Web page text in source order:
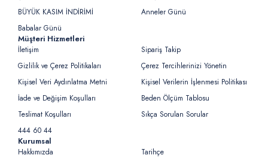
BÜYÜK KASIM İNDİRİMİ
Anneler Günü
Babalar Günü
Müşteri Hizmetleri
İletişim
Sipariş Takip
Gizlilik ve Çerez Politikaları
Çerez Tercihlerinizi Yönetin
Kişisel Veri Aydınlatma Metni
Kişisel Verilerin İşlenmesi Politikası
İade ve Değişim Koşulları
Beden Ölçüm Tablosu
Teslimat Koşulları
Sıkça Sorulan Sorular
444 60 44
Kurumsal
Hakkımızda
Tarihçe